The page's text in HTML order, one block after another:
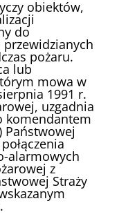
obiektów,
do
pożaru.
lub
mowa w
1991 r.
uzgadnia
komendantem
alarmowych
z
Straży